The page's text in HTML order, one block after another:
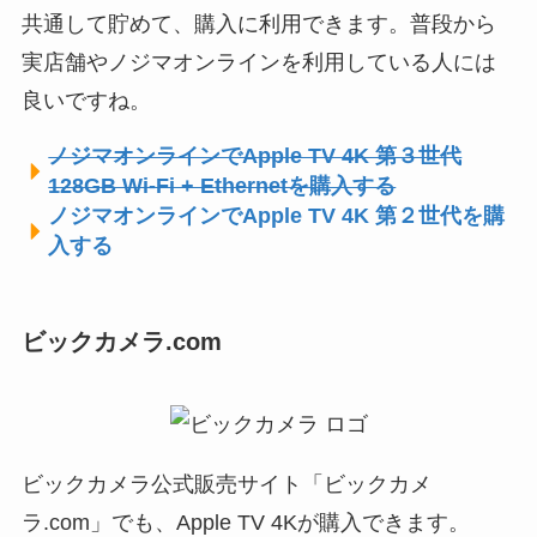
共通して貯めて、購入に利用できます。普段から
実店舗やノジマオンラインを利用している人には
良いですね。
ノジマオンラインでApple TV 4K 第３世代
128GB Wi-Fi + Ethernetを購入する
ノジマオンラインでApple TV 4K 第２世代を購
入する
ビックカメラ.com
ビックカメラ公式販売サイト「ビックカメ
ラ.com」でも、Apple TV 4Kが購入できます。